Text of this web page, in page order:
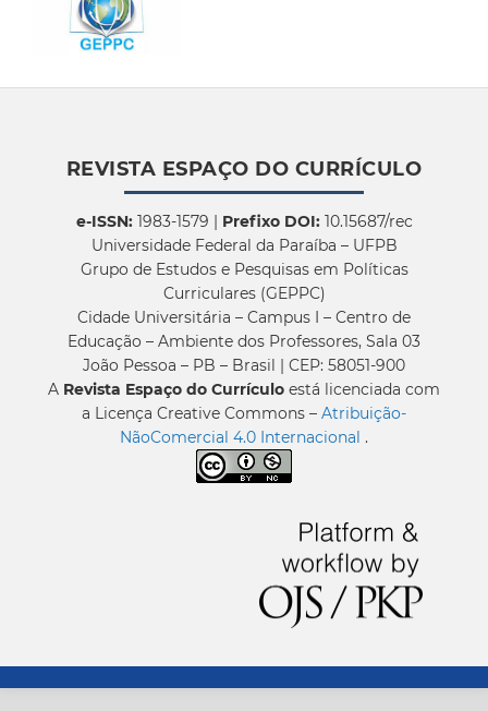
REVISTA ESPAÇO DO CURRÍCULO
e-ISSN:1983-1579 | Prefixo DOI:10.15687/rec
Universidade Federal da Paraíba – UFPB
Grupo de Estudos e Pesquisas em Políticas
Curriculares (GEPPC)
Cidade Universitária – Campus I – Centro de
Educação – Ambiente dos Professores, Sala 03
João Pessoa – PB – Brasil | CEP: 58051-900
A Revista Espaço do Currículo está licenciada com
a Licença Creative Commons – Atribuição-
NãoComercial 4.0 Internacional .